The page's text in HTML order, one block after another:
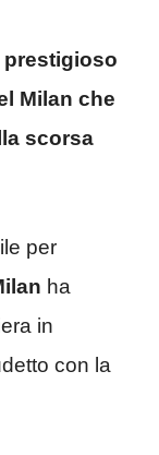
prestigioso
Milan che
scorsa
per
ha
in
con la